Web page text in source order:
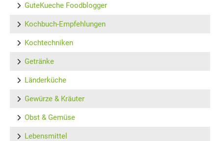
GuteKueche Foodblogger
Kochbuch-Empfehlungen
Kochtechniken
Getränke
Länderküche
Gewürze & Kräuter
Obst & Gemüse
Lebensmittel